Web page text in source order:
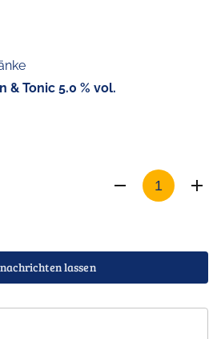
& Tonic 5.0 % vol.
lassen